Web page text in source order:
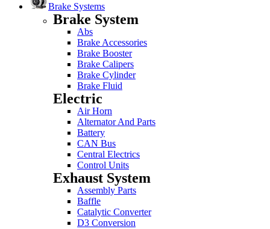
Brake Systems
Brake System
Abs
Brake Accessories
Brake Booster
Brake Calipers
Brake Cylinder
Brake Fluid
Electric
Air Horn
Alternator And Parts
Battery
CAN Bus
Central Electrics
Control Units
Exhaust System
Assembly Parts
Baffle
Catalytic Converter
D3 Conversion